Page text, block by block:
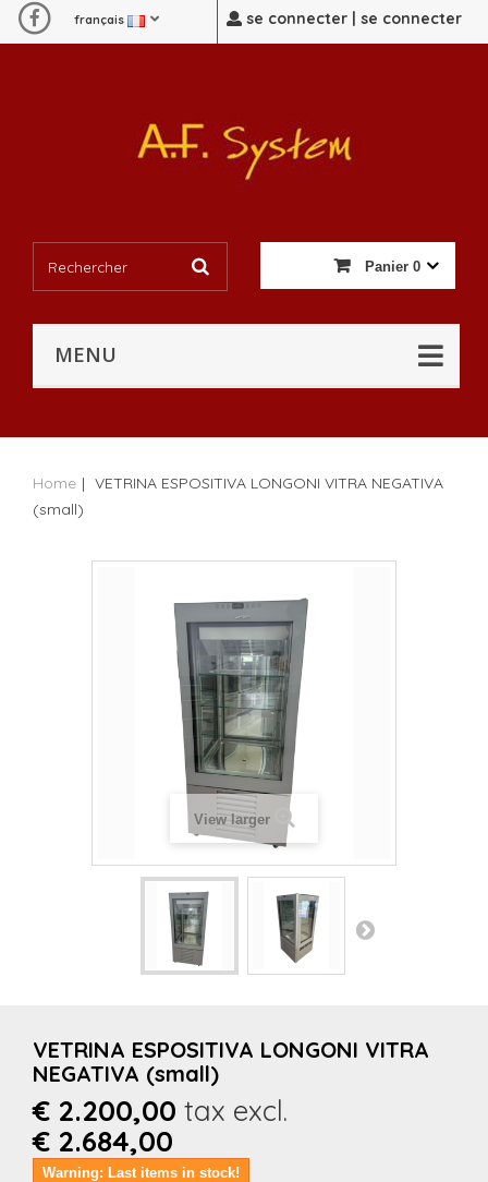
se connecter | se connecter
français
Panier 0
MENU
Home | VETRINA ESPOSITIVA LONGONI VITRA NEGATIVA
(small)
View larger
VETRINA ESPOSITIVA LONGONI VITRA
NEGATIVA (small)
€ 2.200,00 tax excl.
€ 2.684,00
Warning: Last items in stock!